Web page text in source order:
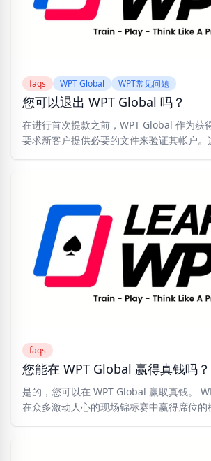
faqs WPT Global WPT常见问题
您可以退出 WPT Global 吗？
在进行首次提款之前，WPT Global 作为获
要求新客户提供必要的文件来验证其帐户。
faqs
您能在 WPT Global 赢得真钱吗？
是的，您可以在 WPT Global 赢取真钱。
在众多激动人心的现场锦标赛中赢得席位的